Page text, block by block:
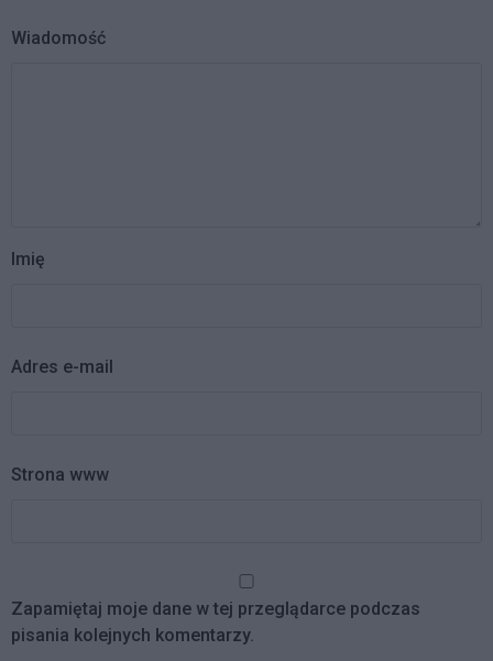
Wiadomość
Imię
Adres e-mail
Strona www
Zapamiętaj moje dane w tej przeglądarce podczas
pisania kolejnych komentarzy.